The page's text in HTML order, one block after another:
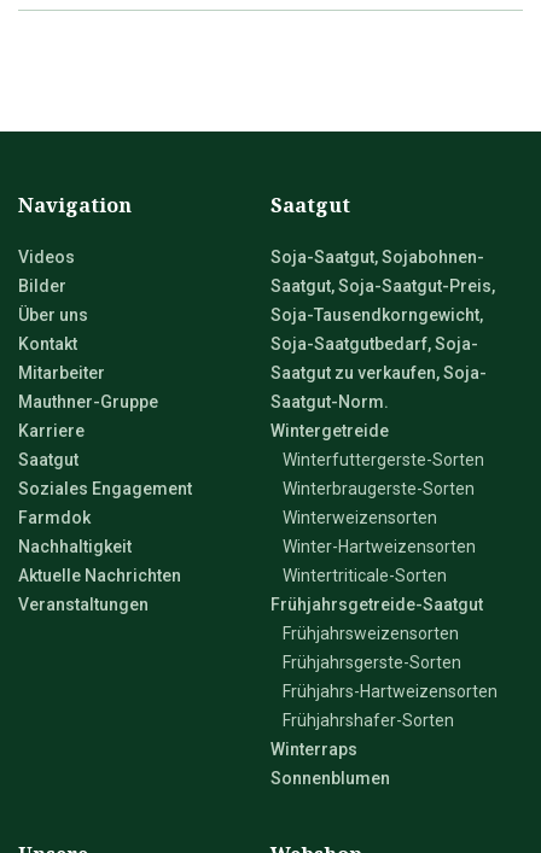
Navigation
Videos
Bilder
Über uns
Kontakt
Mitarbeiter
Mauthner-Gruppe
Karriere
Saatgut
Soziales Engagement
Farmdok
Nachhaltigkeit
Aktuelle Nachrichten
Veranstaltungen
Saatgut
Soja-Saatgut, Sojabohnen-
Saatgut, Soja-Saatgut-Preis,
Soja-Tausendkorngewicht,
Soja-Saatgutbedarf, Soja-
Saatgut zu verkaufen, Soja-
Saatgut-Norm.
Wintergetreide
Winterfuttergerste-Sorten
Winterbraugerste-Sorten
Winterweizensorten
Winter-Hartweizensorten
Wintertriticale-Sorten
Frühjahrsgetreide-Saatgut
Frühjahrsweizensorten
Frühjahrsgerste-Sorten
Frühjahrs-Hartweizensorten
Frühjahrshafer-Sorten
Winterraps
Sonnenblumen